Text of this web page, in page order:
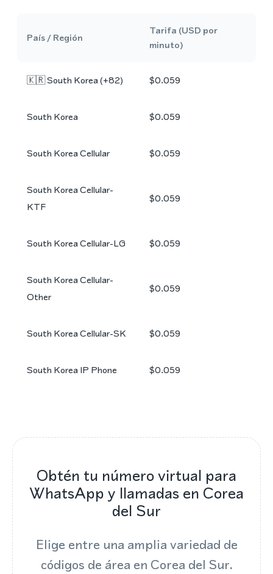
País / Región
Tarifa (USD por
minuto)
🇰🇷South Korea(+82) $0.059
South Korea $0.059
South Korea Cellular $0.059
South Korea Cellular-
KTF
$0.059
South Korea Cellular-LG $0.059
South Korea Cellular-
Other
$0.059
South Korea Cellular-SK $0.059
South Korea IP Phone $0.059
Obtén tu número virtual para
WhatsApp y llamadas en Corea
del Sur
Elige entre una amplia variedad de
códigos de área en Corea del Sur.